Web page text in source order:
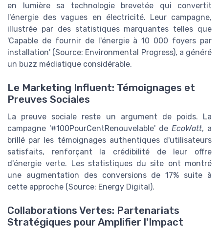
en lumière sa technologie brevetée qui convertit
l'énergie des vagues en électricité. Leur campagne,
illustrée par des statistiques marquantes telles que
'Capable de fournir de l'énergie à 10 000 foyers par
installation' (Source: Environmental Progress), a généré
un buzz médiatique considérable.
Le Marketing Influent: Témoignages et
Preuves Sociales
La preuve sociale reste un argument de poids. La
campagne '#100PourCentRenouvelable' de EcoWatt, a
brillé par les témoignages authentiques d'utilisateurs
satisfaits, renforçant la crédibilité de leur offre
d'énergie verte. Les statistiques du site ont montré
une augmentation des conversions de 17% suite à
cette approche (Source: Energy Digital).
Collaborations Vertes: Partenariats
Stratégiques pour Amplifier l'Impact